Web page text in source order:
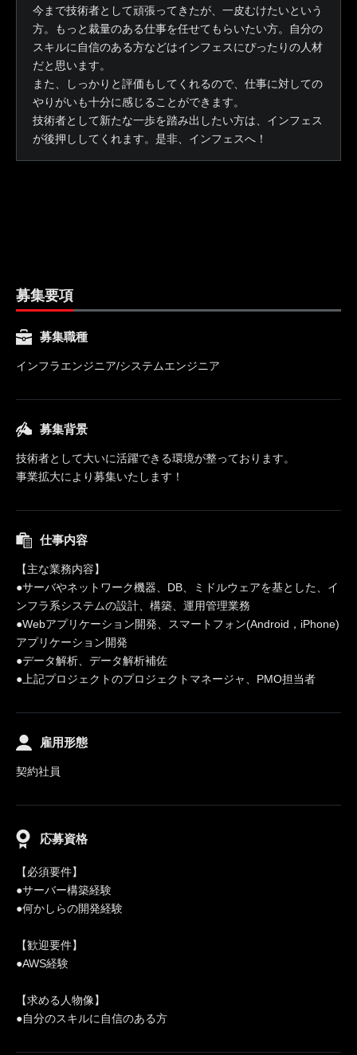
今まで技術者として頑張ってきたが、一皮むけたいという
方。もっと裁量のある仕事を任せてもらいたい方。自分の
スキルに自信のある方などはインフェスにぴったりの人材
だと思います。
また、しっかりと評価もしてくれるので、仕事に対しての
やりがいも十分に感じることができます。
技術者として新たな一歩を踏み出したい方は、インフェス
が後押ししてくれます。是非、インフェスへ！
募集要項
募集職種
インフラエンジニア/システムエンジニア
募集背景
技術者として大いに活躍できる環境が整っております。
事業拡大により募集いたします！
仕事内容
【主な業務内容】
●サーバやネットワーク機器、DB、ミドルウェアを基とした、イ
ンフラ系システムの設計、構築、運用管理業務
●Webアプリケーション開発、スマートフォン(Android，iPhone)
アプリケーション開発
●データ解析、データ解析補佐
●上記プロジェクトのプロジェクトマネージャ、PMO担当者
雇用形態
契約社員
応募資格
【必須要件】
●サーバー構築経験
●何かしらの開発経験
【歓迎要件】
●AWS経験
【求める人物像】
●自分のスキルに自信のある方